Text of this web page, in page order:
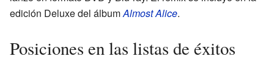
edición Deluxe del álbumAlmost Alice.
Posiciones en las listas de éxitos